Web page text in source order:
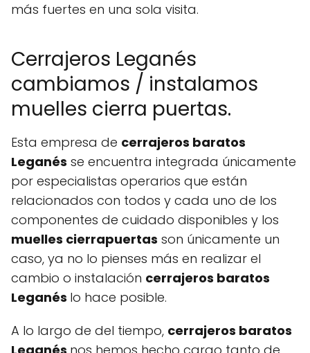
más fuertes en una sola visita.
Cerrajeros Leganés
cambiamos / instalamos
muelles cierra puertas.
Esta empresa de cerrajeros baratos
Leganés se encuentra integrada únicamente
por especialistas operarios que están
relacionados con todos y cada uno de los
componentes de cuidado disponibles y los
muelles cierrapuertas son únicamente un
caso, ya no lo pienses más en realizar el
cambio o instalación cerrajeros baratos
Leganés lo hace posible.
A lo largo de del tiempo, cerrajeros baratos